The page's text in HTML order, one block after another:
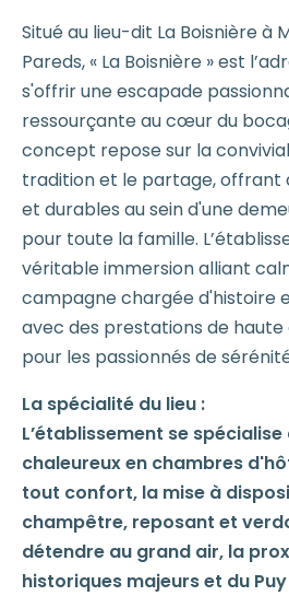
Situé au lieu-dit La Boisnière à
Pareds, « La Boisnière » est
s'offrir une escapade
ressourçante au cœur du
concept repose sur la
tradition et le partage, offrant
et durables au sein d'une
pour toute la famille.
véritable immersion alliant
campagne chargée d'histoire
avec des prestations de
pour les passionnés de
La spécialité du lieu :
L’établissement se
chaleureux en chambres
tout confort, la mise à
champêtre, reposant et
détendre au grand air, la
historiques majeurs et du